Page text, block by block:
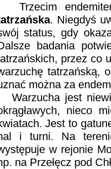
Trzecim
. Niegdyś
status, gdy
badania
przez co
tatrzańską,
można za
Warzucha jest
nieco
Jest to
i turni. Na
w rejonie
na Przełęcz pod